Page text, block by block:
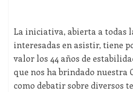
La iniciativa, abierta a todas
interesadas en asistir, tiene
valor los 44 años de
que nos ha brindado nuestra
como debatir sobre diversos